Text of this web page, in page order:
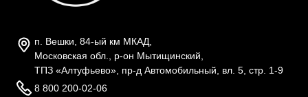
п. Вешки, 84-ый км МКАД,
Московская обл., р-он Мытищинский,
ТПЗ «Алтуфьево», пр-д Автомобильный, вл. 5, стр. 1-9
8 800 200-02-06